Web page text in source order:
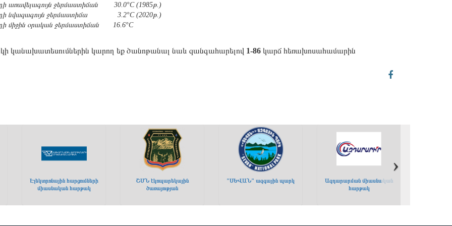
առավելագույն ջերմաստիճան
30.0°C (1985թ.)
նվազագույն ջերմաստիճա
3.2°C (2020թ.)
միջին օրական ջերմաստիճան
16.6°C
կանախատեսումներին կարող եք ծանոթանալ նաև զանգահարելով 1-86կարճ հեռախոսահամարին
Էլեկտրոնային հարցումների
միասնական հարթակ
ՇՄՆ էկոպարեկային
ծառայության
"ՍԵՎԱՆ" ազգային պարկ
Ազդարարման միասնական
հարթակ
›
›